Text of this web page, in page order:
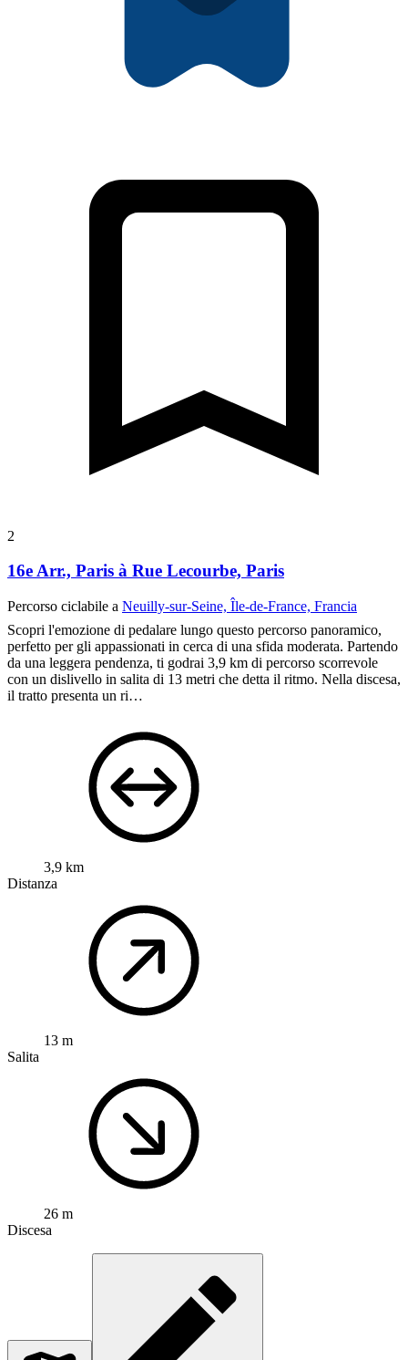
2
16e Arr., Paris à Rue Lecourbe, Paris
Percorso ciclabile a Neuilly-sur-Seine, Île-de-France, Francia
Scopri l'emozione di pedalare lungo questo percorso panoramico,
perfetto per gli appassionati in cerca di una sfida moderata. Partendo
da una leggera pendenza, ti godrai 3,9 km di percorso scorrevole
con un dislivello in salita di 13 metri che detta il ritmo. Nella discesa,
il tratto presenta un ri…
3,9 km
Distanza
13 m
Salita
26 m
Discesa